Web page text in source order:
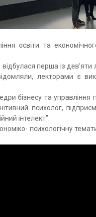
освіти та
перша із дев’яти
лекторами є
бізнесу та управління
психолог,
інтелект”.
психологічну